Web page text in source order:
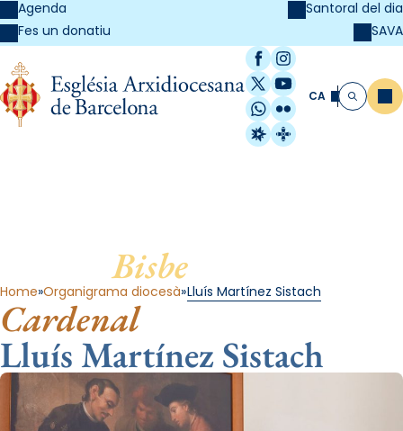
Agenda
Fes un donatiu
Santoral del dia
SAVA
Facebook
Instagram
X / Twitter
YouTube
WhatsApp
Flickr
Radio Estel
Catalunya
CA Cerca
Bisbe
Home Organigrama diocesà Lluís Martínez Sistach
Cardenal
Lluís Martínez Sistach